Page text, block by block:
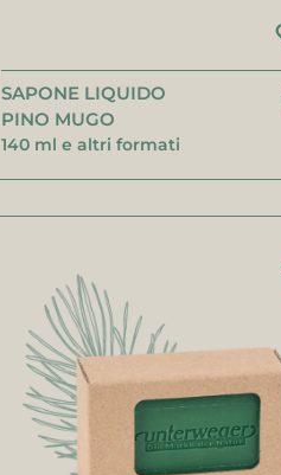
SAPONE LIQUIDO
PINO MUGO
140 ml e altri formati